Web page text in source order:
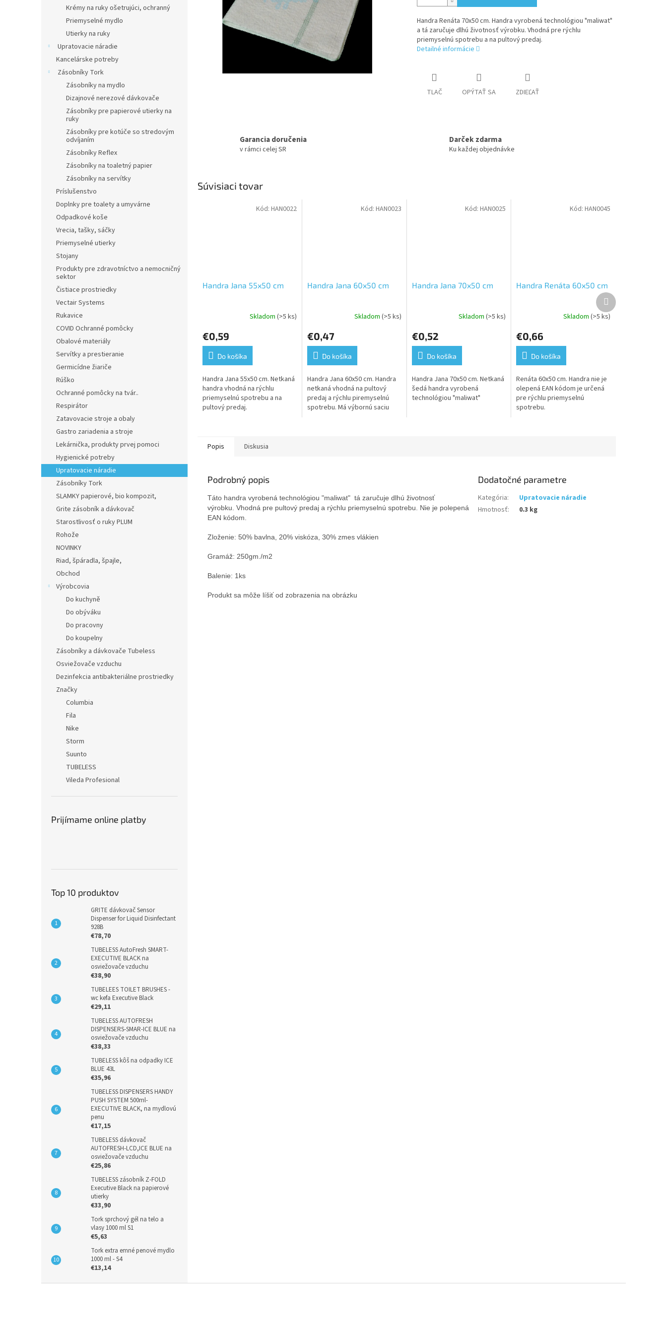
Krémy na ruky ošetrujúci, ochranný
Priemyselné mydlo
Utierky na ruky
Upratovacie náradie
Kancelárske potreby
Zásobníky Tork
Zásobníky na mydlo
Dizajnové nerezové dávkovače
Zásobníky pre papierové utierky na
ruky
Zásobníky pre kotúče so stredovým
odvíjaním
Zásobníky Reflex
Zásobníky na toaletný papier
Zásobníky na servítky
Príslušenstvo
Doplnky pre toalety a umyvárne
Odpadkové koše
Vrecia, tašky, sáčky
Priemyselné utierky
Stojany
Produkty pre zdravotníctvo a nemocničný
sektor
Čistiace prostriedky
Vectair Systems
Rukavice
COVID Ochranné pomôcky
Obalové materiály
Servítky a prestieranie
Germicídne žiariče
Rúško
Ochranné pomôcky na tvár..
Respirátor
Zatavovacie stroje a obaly
Gastro zariadenia a stroje
Lekárnička, produkty prvej pomoci
Hygienické potreby
Upratovacie náradie
Zásobníky Tork
SLAMKY papierové, bio kompozit,
Grite zásobník a dávkovač
Starostlivosť o ruky PLUM
Rohože
NOVINKY
Riad, špáradla, špajle,
Obchod
Výrobcovia
Do kuchyně
Do obýváku
Do pracovny
Do koupelny
Zásobníky a dávkovače Tubeless
Osviežovače vzduchu
Dezinfekcia antibakteriálne prostriedky
Značky
Columbia
Fila
Nike
Storm
Suunto
TUBELESS
Vileda Profesional
Prijímame online platby
Top 10 produktov
GRITE dávkovač Sensor
Dispenser for Liquid Disinfectant
928B
€78,70
TUBELESS AutoFresh SMART-
EXECUTIVE BLACK na
osviežovače vzduchu
€38,90
TUBELEES TOILET BRUSHES -
wc kefa Executive Black
€29,11
TUBELESS AUTOFRESH
DISPENSERS-SMAR-ICE BLUE na
osviežovače vzduchu
€38,33
TUBELESS kôš na odpadky ICE
BLUE 43L
€35,96
TUBELESS DISPENSERS HANDY
PUSH SYSTEM 500ml-
EXECUTIVE BLACK, na mydlovú
penu
€17,15
TUBELESS dávkovač
AUTOFRESH-LCD,ICE BLUE na
osviežovače vzduchu
€25,86
TUBELESS zásobník Z-FOLD
Executive Black na papierové
utierky
€33,90
Tork sprchový gél na telo a
vlasy 1000 ml S1
€5,63
Tork extra emné penové mydlo
1000 ml - S4
€13,14
Handra Renáta 70x50 cm. Handra vyrobená technológiou "maliwat"
a tá zaručuje dlhú životnosť výrobku. Vhodná pre rýchlu
priemyselnú spotrebu a na pultový predaj.
Detailné informácie
TLAČ OPÝTAŤ SA ZDIEĽAŤ
Garancia doručenia
v rámci celej SR
Darček zdarma
Ku každej objednávke
Súvisiaci tovar
Handra Jana 55x50 cm
Skladom (>5 ks)
€0,59
Do košíka
Handra Jana 55x50 cm. Netkaná
handra vhodná na rýchlu
priemyselnú spotrebu a na
pultový predaj.
Kód: HAN0022
Handra Jana 60x50 cm
Skladom (>5 ks)
€0,47
Do košíka
Handra Jana 60x50 cm. Handra
netkaná vhodná na pultový
predaj a rýchlu piremyselnú
spotrebu. Má výbornú saciu
Kód: HAN0023
Handra Jana 70x50 cm
produktu
je
5,0
z
5
hviezdičiek.
Skladom(>5 ks)
€0,52
Do košíka
Handra Jana 70x50 cm. Netkaná
šedá handra vyrobená
technológiou "maliwat"
Kód:HAN0025
Handra Renáta 60x50 cm
Skladom (>5 ks)
€0,66
Do košíka
Renáta 60x50 cm. Handra nie je
olepená EAN kódom je určená
pre rýchlu priemyselnú
spotrebu.
Kód: HAN0045
Ďalší
produkt
Popis Diskusia
Podrobný popis
Táto handra vyrobená technológiou "maliwat" tá zaručuje dlhú životnosť
výrobku. Vhodná pre pultový predaj a rýchlu priemyselnú spotrebu. Nie je polepená
EAN kódom.
Zloženie: 50% bavlna, 20% viskóza, 30% zmes vlákien
Gramáž: 250gm./m2
Balenie: 1ks
Produkt sa môže líšiť od zobrazenia na obrázku
Dodatočné parametre
Kategória:
Upratovacie náradie
Hmotnosť: 0.3 kg